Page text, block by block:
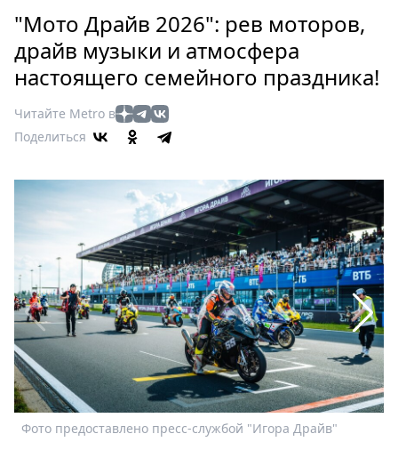
Россия
Мир
Здоровье
Туризм
Мода
Театр
Кино
Афиша
Книги
Выставки
Пресс-
релизы
О
Metro
Стримы
Спецпроекты
Звезды
"Мото Драйв 2026": рев моторов,
драйв музыки и атмосфера
настоящего семейного праздника!
Читайте Metro в
Поделиться
Фото предоставлено пресс-службой "Игора Драйв"